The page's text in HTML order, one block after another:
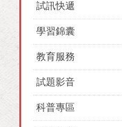
試訊快遞
學習錦囊
教育服務
試題影音
科普專區